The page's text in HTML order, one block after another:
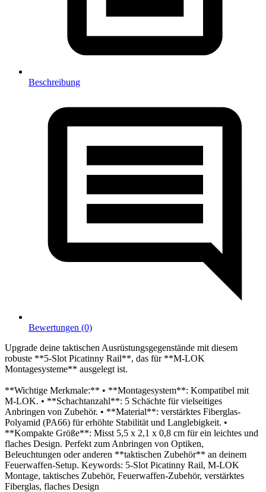
Beschreibung
Bewertungen (0)
Upgrade deine taktischen Ausrüstungsgegenstände mit diesem
robuste **5-Slot Picatinny Rail**, das für **M-LOK
Montagesysteme** ausgelegt ist.
**Wichtige Merkmale:** • **Montagesystem**: Kompatibel mit
M-LOK. • **Schachtanzahl**: 5 Schächte für vielseitiges
Anbringen von Zubehör. • **Material**: verstärktes Fiberglas-
Polyamid (PA66) für erhöhte Stabilität und Langlebigkeit. •
**Kompakte Größe**: Misst 5,5 x 2,1 x 0,8 cm für ein leichtes und
flaches Design. Perfekt zum Anbringen von Optiken,
Beleuchtungen oder anderen **taktischen Zubehör** an deinem
Feuerwaffen-Setup. Keywords: 5-Slot Picatinny Rail, M-LOK
Montage, taktisches Zubehör, Feuerwaffen-Zubehör, verstärktes
Fiberglas, flaches Design